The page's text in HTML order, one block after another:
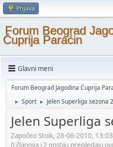
Prijava
Forum Beograd
Ćuprija Paraćin
Glavni meni
Forum Beograd Jagodina Ćuprija
► Sport ► Jelen Superliga sezona
Jelen Superliga
Započeo Stoik, 28-06-2010,
0 članova i 2 gostiju pregledaju